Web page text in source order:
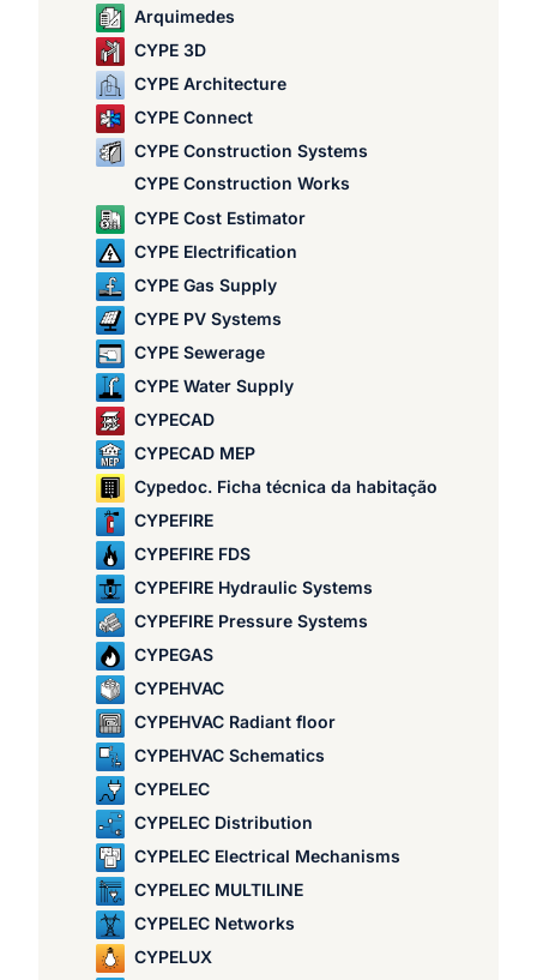
Arquimedes
CYPE 3D
CYPE Architecture
CYPE Connect
CYPE Construction Systems
CYPE Construction Works
CYPE Cost Estimator
CYPE Electrification
CYPE Gas Supply
CYPE PV Systems
CYPE Sewerage
CYPE Water Supply
CYPECAD
CYPECAD MEP
Cypedoc. Ficha técnica da habitação
CYPEFIRE
CYPEFIRE FDS
CYPEFIRE Hydraulic Systems
CYPEFIRE Pressure Systems
CYPEGAS
CYPEHVAC
CYPEHVAC Radiant floor
CYPEHVAC Schematics
CYPELEC
CYPELEC Distribution
CYPELEC Electrical Mechanisms
CYPELEC MULTILINE
CYPELEC Networks
CYPELUX